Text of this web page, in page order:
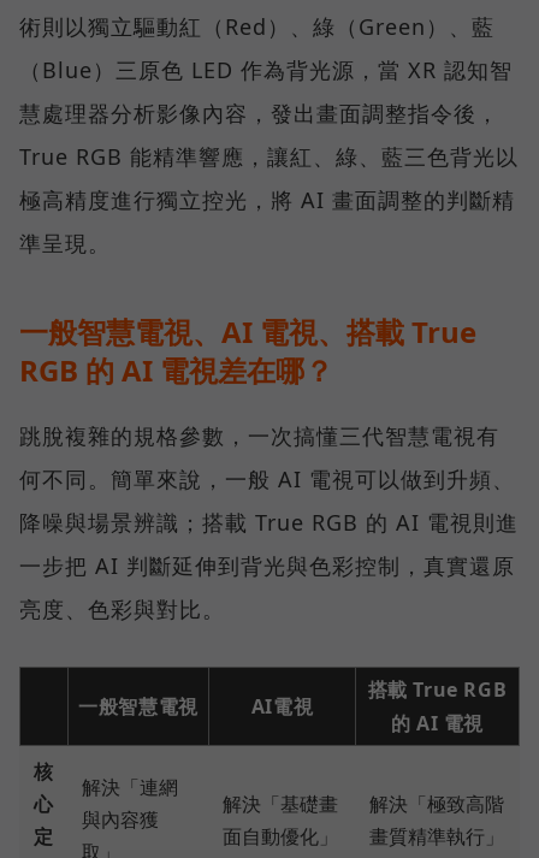
術則以獨立驅動紅（Red）、綠（Green）、藍
（Blue）三原色 LED 作為背光源，當 XR 認知智
慧處理器分析影像內容，發出畫面調整指令後，
True RGB 能精準響應，讓紅、綠、藍三色背光以
極高精度進行獨立控光，將 AI 畫面調整的判斷精
準呈現。
一般智慧電視、AI 電視、搭載 True
RGB 的 AI 電視差在哪？
跳脫複雜的規格參數，一次搞懂三代智慧電視有
何不同。簡單來說，一般 AI 電視可以做到升頻、
降噪與場景辨識；搭載 True RGB 的 AI 電視則進
一步把 AI 判斷延伸到背光與色彩控制，真實還原
亮度、色彩與對比。
一般智慧電視 AI電視
搭載 True RGB
的 AI 電視
核
心
定
解決「連網
與內容獲
取」
解決「基礎畫
面自動優化」
解決「極致高階
畫質精準執行」